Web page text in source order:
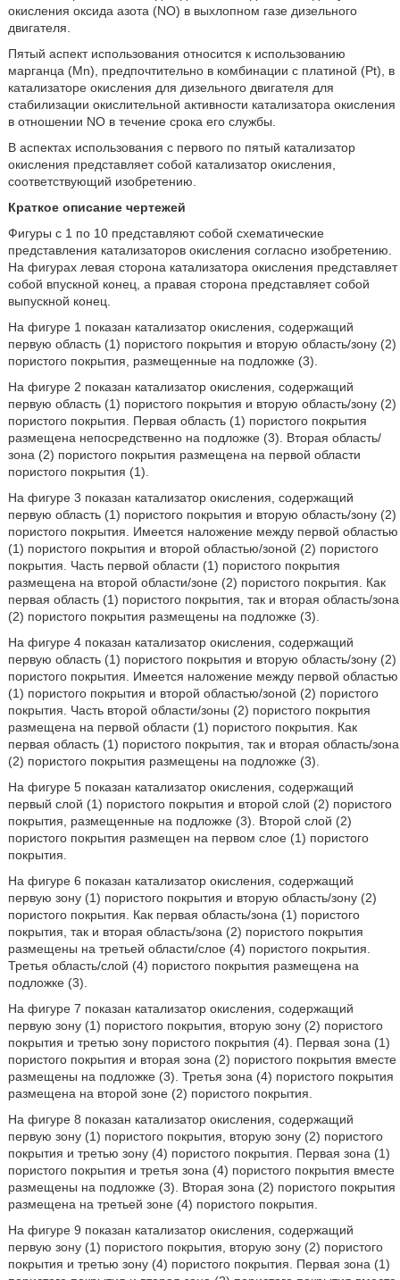
окисления оксида азота (NO) в выхлопном газе дизельного
двигателя.
Пятый аспект использования относится к использованию
марганца (Mn), предпочтительно в комбинации с платиной (Pt), в
катализаторе окисления для дизельного двигателя для
стабилизации окислительной активности катализатора окисления
в отношении NO в течение срока его службы.
В аспектах использования с первого по пятый катализатор
окисления представляет собой катализатор окисления,
соответствующий изобретению.
Краткое описание чертежей
Фигуры с 1 по 10 представляют собой схематические
представления катализаторов окисления согласно изобретению.
На фигурах левая сторона катализатора окисления представляет
собой впускной конец, а правая сторона представляет собой
выпускной конец.
На фигуре 1 показан катализатор окисления, содержащий
первую область (1) пористого покрытия и вторую область/зону (2)
пористого покрытия, размещенные на подложке (3).
На фигуре 2 показан катализатор окисления, содержащий
первую область (1) пористого покрытия и вторую область/зону (2)
пористого покрытия. Первая область (1) пористого покрытия
размещена непосредственно на подложке (3). Вторая область/
зона (2) пористого покрытия размещена на первой области
пористого покрытия (1).
На фигуре 3 показан катализатор окисления, содержащий
первую область (1) пористого покрытия и вторую область/зону (2)
пористого покрытия. Имеется наложение между первой областью
(1) пористого покрытия и второй областью/зоной (2) пористого
покрытия. Часть первой области (1) пористого покрытия
размещена на второй области/зоне (2) пористого покрытия. Как
первая область (1) пористого покрытия, так и вторая область/зона
(2) пористого покрытия размещены на подложке (3).
На фигуре 4 показан катализатор окисления, содержащий
первую область (1) пористого покрытия и вторую область/зону (2)
пористого покрытия. Имеется наложение между первой областью
(1) пористого покрытия и второй областью/зоной (2) пористого
покрытия. Часть второй области/зоны (2) пористого покрытия
размещена на первой области (1) пористого покрытия. Как
первая область (1) пористого покрытия, так и вторая область/зона
(2) пористого покрытия размещены на подложке (3).
На фигуре 5 показан катализатор окисления, содержащий
первый слой (1) пористого покрытия и второй слой (2) пористого
покрытия, размещенные на подложке (3). Второй слой (2)
пористого покрытия размещен на первом слое (1) пористого
покрытия.
На фигуре 6 показан катализатор окисления, содержащий
первую зону (1) пористого покрытия и вторую область/зону (2)
пористого покрытия. Как первая область/зона (1) пористого
покрытия, так и вторая область/зона (2) пористого покрытия
размещены на третьей области/слое (4) пористого покрытия.
Третья область/слой (4) пористого покрытия размещена на
подложке (3).
На фигуре 7 показан катализатор окисления, содержащий
первую зону (1) пористого покрытия, вторую зону (2) пористого
покрытия и третью зону пористого покрытия (4). Первая зона (1)
пористого покрытия и вторая зона (2) пористого покрытия вместе
размещены на подложке (3). Третья зона (4) пористого покрытия
размещена на второй зоне (2) пористого покрытия.
На фигуре 8 показан катализатор окисления, содержащий
первую зону (1) пористого покрытия, вторую зону (2) пористого
покрытия и третью зону (4) пористого покрытия. Первая зона (1)
пористого покрытия и третья зона (4) пористого покрытия вместе
размещены на подложке (3). Вторая зона (2) пористого покрытия
размещена на третьей зоне (4) пористого покрытия.
На фигуре 9 показан катализатор окисления, содержащий
первую зону (1) пористого покрытия, вторую зону (2) пористого
покрытия и третью зону (4) пористого покрытия. Первая зона (1)